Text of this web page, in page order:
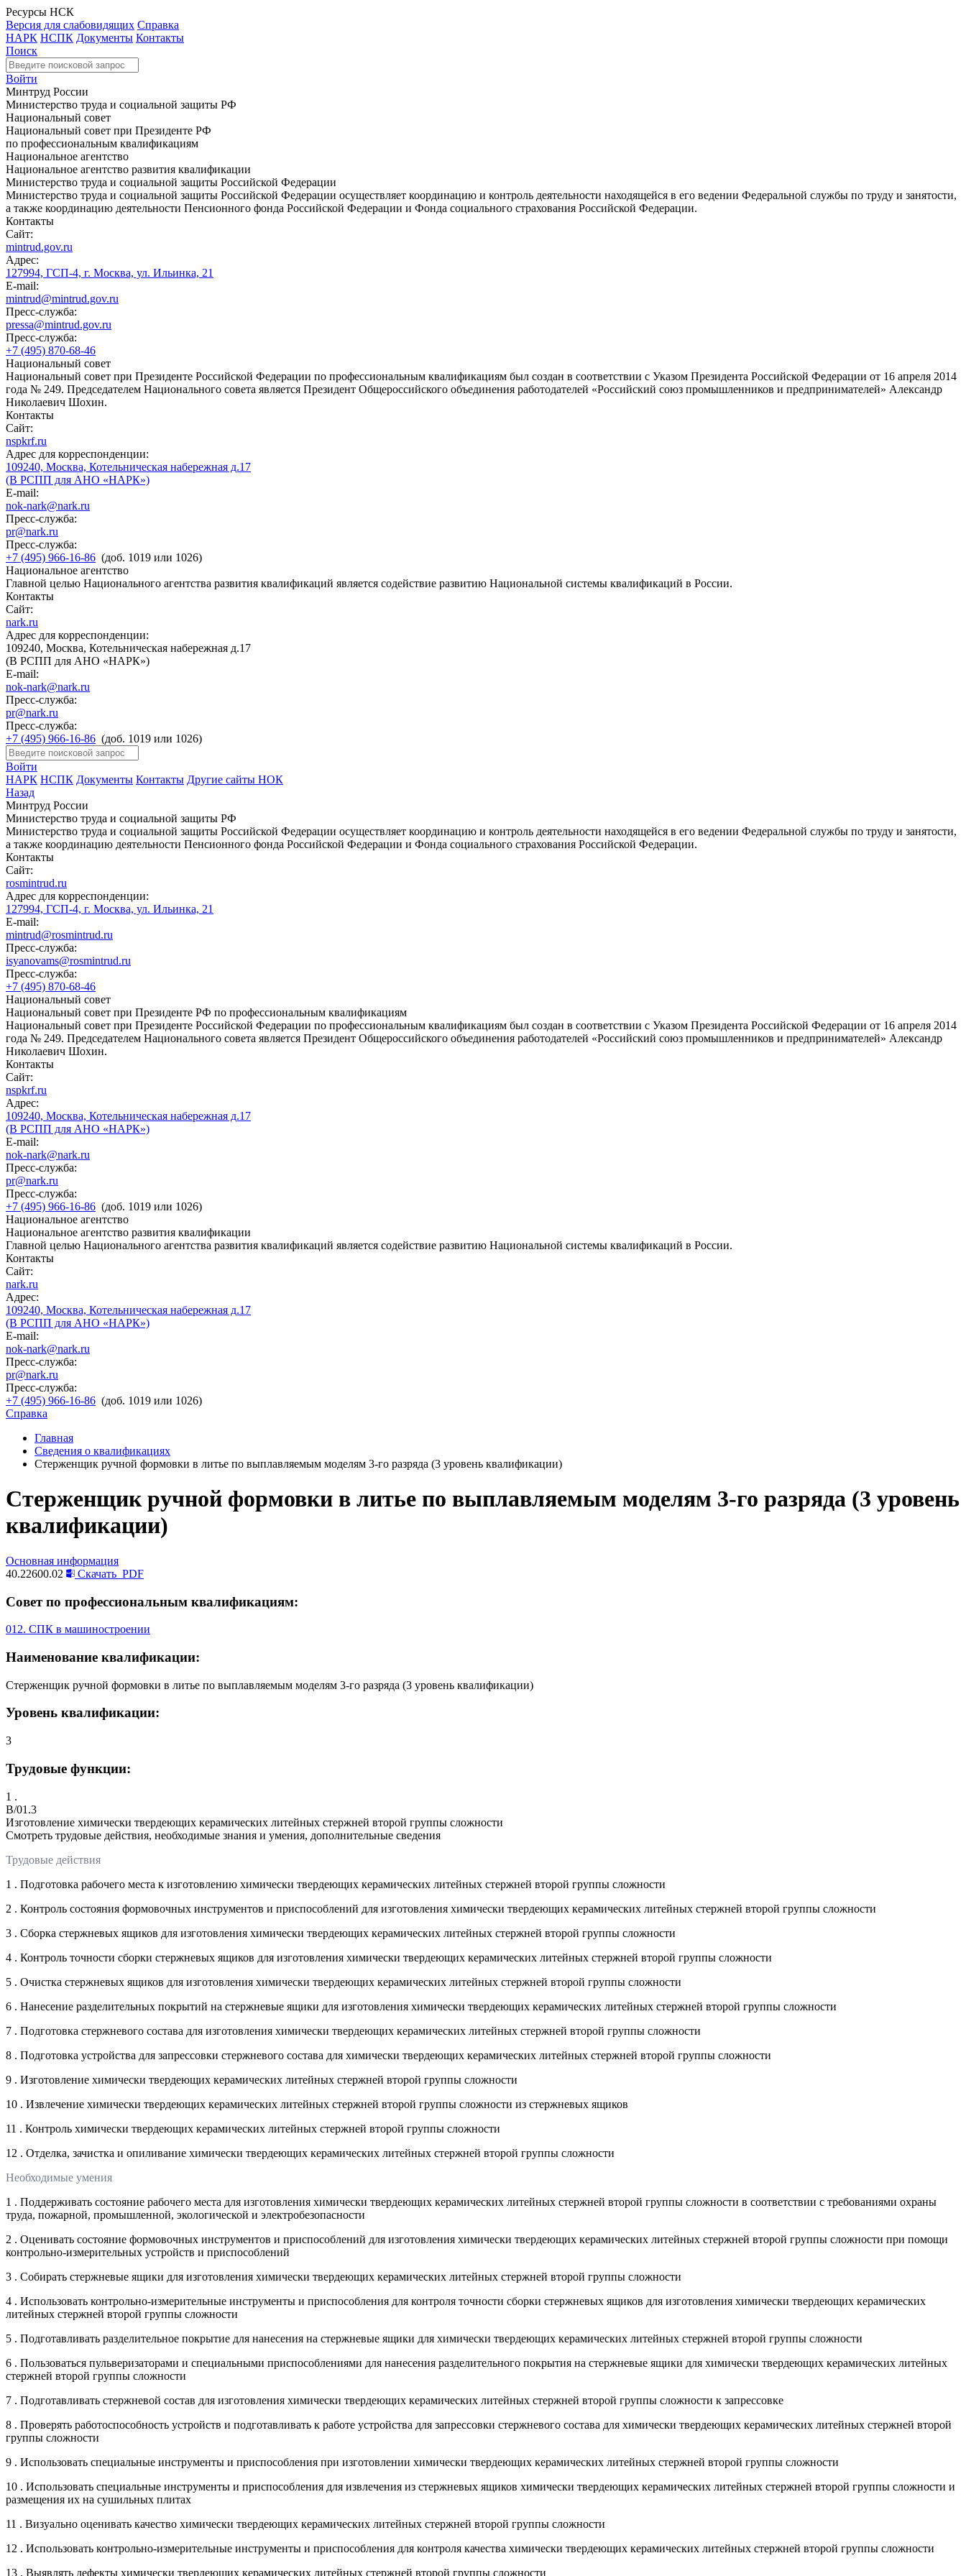
Ресурсы НСК
Версия для слабовидящих Справка
НАРК НСПК Документы Контакты
Поиск
Войти
Минтруд России
Министерство труда и социальной защиты РФ
Национальный совет
Национальный совет при Президенте РФ
по профессиональным квалификациям
Национальное агентство
Национальное агентство развития квалификации
Министерство труда и социальной защиты Российской Федерации
Министерство труда и социальной защиты Российской Федерации осуществляет координацию и контроль деятельности находящейся в его ведении Федеральной службы по труду и занятости,
а также координацию деятельности Пенсионного фонда Российской Федерации и Фонда социального страхования Российской Федерации.
Контакты
Сайт:
mintrud.gov.ru
Адрес:
127994, ГСП-4, г. Москва, ул. Ильинка, 21
E-mail:
mintrud@mintrud.gov.ru
Пресс-служба:
pressa@mintrud.gov.ru
Пресс-служба:
+7 (495) 870-68-46
Национальный совет
Национальный совет при Президенте Российской Федерации по профессиональным квалификациям был создан в соответствии с Указом Президента Российской Федерации от 16 апреля 2014
года № 249. Председателем Национального совета является Президент Общероссийского объединения работодателей «Российский союз промышленников и предпринимателей» Александр
Николаевич Шохин.
Контакты
Сайт:
nspkrf.ru
Адрес для корреспонденции:
109240, Москва, Котельническая набережная д.17
(В РСПП для АНО «НАРК»)
E-mail:
nok-nark@nark.ru
Пресс-служба:
pr@nark.ru
Пресс-служба:
+7 (495) 966-16-86 (доб. 1019 или 1026)
Национальное агентство
Главной целью Национального агентства развития квалификаций является содействие развитию Национальной системы квалификаций в России.
Контакты
Сайт:
nark.ru
Адрес для корреспонденции:
109240, Москва, Котельническая набережная д.17
(В РСПП для АНО «НАРК»)
E-mail:
nok-nark@nark.ru
Пресс-служба:
pr@nark.ru
Пресс-служба:
+7 (495) 966-16-86 (доб. 1019 или 1026)
Войти
НАРК НСПК Документы Контакты Другие сайты НОК
Назад
Минтруд России
Министерство труда и социальной защиты РФ
Министерство труда и социальной защиты Российской Федерации осуществляет координацию и контроль деятельности находящейся в его ведении Федеральной службы по труду и занятости,
а также координацию деятельности Пенсионного фонда Российской Федерации и Фонда социального страхования Российской Федерации.
Контакты
Сайт:
rosmintrud.ru
Адрес для корреспонденции:
127994, ГСП-4, г. Москва, ул. Ильинка, 21
E-mail:
mintrud@rosmintrud.ru
Пресс-служба:
isyanovams@rosmintrud.ru
Пресс-служба:
+7 (495) 870-68-46
Национальный совет
Национальный совет при Президенте РФ по профессиональным квалификациям
Национальный совет при Президенте Российской Федерации по профессиональным квалификациям был создан в соответствии с Указом Президента Российской Федерации от 16 апреля 2014
года № 249. Председателем Национального совета является Президент Общероссийского объединения работодателей «Российский союз промышленников и предпринимателей» Александр
Николаевич Шохин.
Контакты
Сайт:
nspkrf.ru
Адрес:
109240, Москва, Котельническая набережная д.17
(В РСПП для АНО «НАРК»)
E-mail:
nok-nark@nark.ru
Пресс-служба:
pr@nark.ru
Пресс-служба:
+7 (495) 966-16-86 (доб. 1019 или 1026)
Национальное агентство
Национальное агентство развития квалификации
Главной целью Национального агентства развития квалификаций является содействие развитию Национальной системы квалификаций в России.
Контакты
Сайт:
nark.ru
Адрес:
109240, Москва, Котельническая набережная д.17
(В РСПП для АНО «НАРК»)
E-mail:
nok-nark@nark.ru
Пресс-служба:
pr@nark.ru
Пресс-служба:
+7 (495) 966-16-86 (доб. 1019 или 1026)
Справка
Главная
Сведения о квалификациях
Стерженщик ручной формовки в литье по выплавляемым моделям 3-го разряда (3 уровень квалификации)
Стерженщик ручной формовки в литье по выплавляемым моделям 3-го разряда (3 уровень
квалификации)
Основная информация
40.22600.02
Скачать PDF
Совет по профессиональным квалификациям:
012. СПК в машиностроении
Наименование квалификации:
Стерженщик ручной формовки в литье по выплавляемым моделям 3-го разряда (3 уровень квалификации)
Уровень квалификации:
3
Трудовые функции:
1 .
B/01.3
Изготовление химически твердеющих керамических литейных стержней второй группы сложности
Смотреть трудовые действия, необходимые знания и умения, дополнительные сведения
Трудовые действия
1 . Подготовка рабочего места к изготовлению химически твердеющих керамических литейных стержней второй группы сложности
2 . Контроль состояния формовочных инструментов и приспособлений для изготовления химически твердеющих керамических литейных стержней второй группы сложности
3 . Сборка стержневых ящиков для изготовления химически твердеющих керамических литейных стержней второй группы сложности
4 . Контроль точности сборки стержневых ящиков для изготовления химически твердеющих керамических литейных стержней второй группы сложности
5 . Очистка стержневых ящиков для изготовления химически твердеющих керамических литейных стержней второй группы сложности
6 . Нанесение разделительных покрытий на стержневые ящики для изготовления химически твердеющих керамических литейных стержней второй группы сложности
7 . Подготовка стержневого состава для изготовления химически твердеющих керамических литейных стержней второй группы сложности
8 . Подготовка устройства для запрессовки стержневого состава для химически твердеющих керамических литейных стержней второй группы сложности
9 . Изготовление химически твердеющих керамических литейных стержней второй группы сложности
10 . Извлечение химически твердеющих керамических литейных стержней второй группы сложности из стержневых ящиков
11 . Контроль химически твердеющих керамических литейных стержней второй группы сложности
12 . Отделка, зачистка и опиливание химически твердеющих керамических литейных стержней второй группы сложности
Необходимые умения
1 . Поддерживать состояние рабочего места для изготовления химически твердеющих керамических литейных стержней второй группы сложности в соответствии с требованиями охраны
труда, пожарной, промышленной, экологической и электробезопасности
2 . Оценивать состояние формовочных инструментов и приспособлений для изготовления химически твердеющих керамических литейных стержней второй группы сложности при помощи
контрольно-измерительных устройств и приспособлений
3 . Собирать стержневые ящики для изготовления химически твердеющих керамических литейных стержней второй группы сложности
4 . Использовать контрольно-измерительные инструменты и приспособления для контроля точности сборки стержневых ящиков для изготовления химически твердеющих керамических
литейных стержней второй группы сложности
5 . Подготавливать разделительное покрытие для нанесения на стержневые ящики для химически твердеющих керамических литейных стержней второй группы сложности
6 . Пользоваться пульверизаторами и специальными приспособлениями для нанесения разделительного покрытия на стержневые ящики для химически твердеющих керамических литейных
стержней второй группы сложности
7 . Подготавливать стержневой состав для изготовления химически твердеющих керамических литейных стержней второй группы сложности к запрессовке
8 . Проверять работоспособность устройств и подготавливать к работе устройства для запрессовки стержневого состава для химически твердеющих керамических литейных стержней второй
группы сложности
9 . Использовать специальные инструменты и приспособления при изготовлении химически твердеющих керамических литейных стержней второй группы сложности
10 . Использовать специальные инструменты и приспособления для извлечения из стержневых ящиков химически твердеющих керамических литейных стержней второй группы сложности и
размещения их на сушильных плитах
11 . Визуально оценивать качество химически твердеющих керамических литейных стержней второй группы сложности
12 . Использовать контрольно-измерительные инструменты и приспособления для контроля качества химически твердеющих керамических литейных стержней второй группы сложности
13 . Выявлять дефекты химически твердеющих керамических литейных стержней второй группы сложности